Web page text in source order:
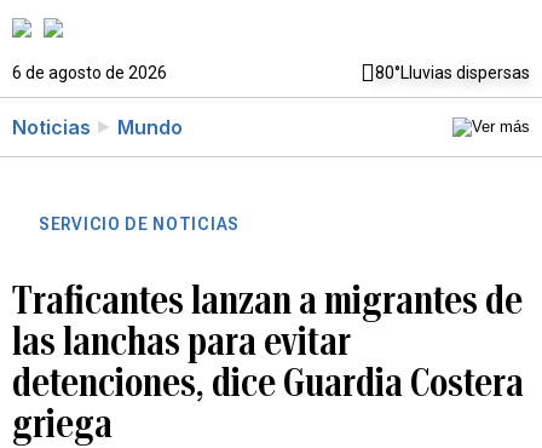
6 de agosto de 2026 80°Lluvias dispersas
Noticias Mundo
SERVICIO DE NOTICIAS
Traficantes lanzan a migrantes de
las lanchas para evitar
detenciones, dice Guardia Costera
griega